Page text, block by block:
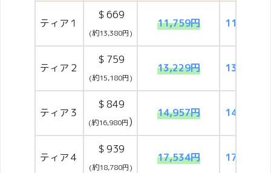
ティア１
＄669
(約13,380円)
11,759円 11,770円
ティア２
＄759
(約15,180円)
13,229円 13,249円
ティア３
＄849
(約16,980円)
14,957円 14,982円
ティア４
＄939
(約18,780円)
17,534円 17,550円